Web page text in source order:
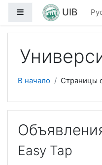
Перейти к основному
Боковая панель
UIB
В начало Страницы
Easy Tap